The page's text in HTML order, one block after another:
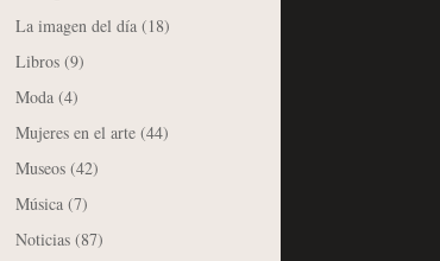
La imagen del día (18)
Libros (9)
Moda (4)
Mujeres en el arte (44)
Museos (42)
Música (7)
Noticias (87)